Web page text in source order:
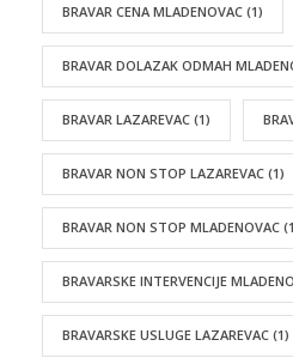
BRAVAR CENA MLADENOVAC (1)
BRAVAR DOLAZAK ODMAH
BRAVAR LAZAREVAC (1)
BRAVAR NON STOP LAZAREVAC (1)
BRAVAR NON STOP MLADENOVAC
BRAVARSKE INTERVENCIJE
BRAVARSKE USLUGE LAZAREVAC (1)